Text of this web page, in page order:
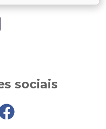
sociais